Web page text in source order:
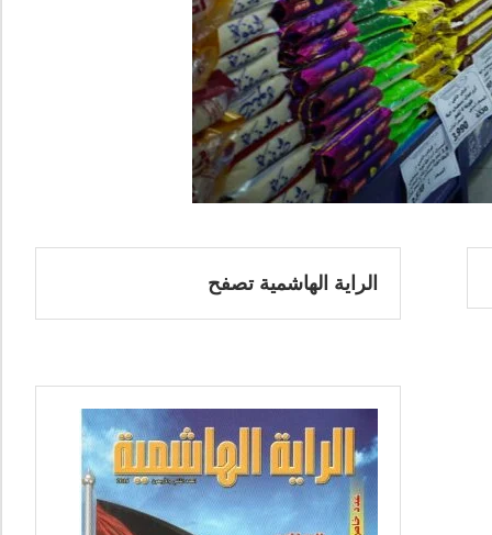
الراية الهاشمية تصفح